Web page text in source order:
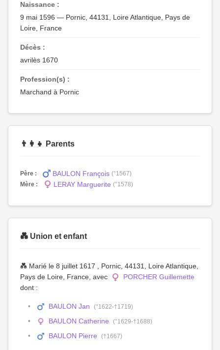
Naissance :
9 mai 1596 — Pornic, 44131, Loire Atlantique, Pays de
Loire, France
Décès :
avrilès 1670
Profession(s) :
Marchand à Pornic
👨‍👩‍👧 Parents
Père : BAULON François (°1567)
Mère :
LERAY Marguerite (°1578)
💑 Union et enfant
💑 Marié le 8 juillet 1617 , Pornic, 44131, Loire Atlantique,
Pays de Loire, France, avec
PORCHER Guillemette
dont :
BAULON Jan (°1622-†1719)
BAULON Catherine (°1629-†1688)
BAULON Pierre (†1667)